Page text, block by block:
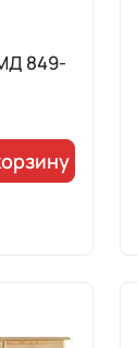
849-